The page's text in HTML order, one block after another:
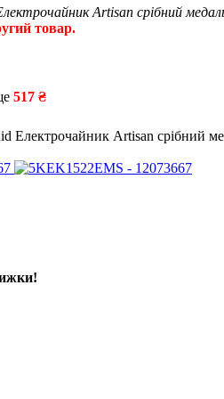
Artisan срібний
товар.
517 ₴